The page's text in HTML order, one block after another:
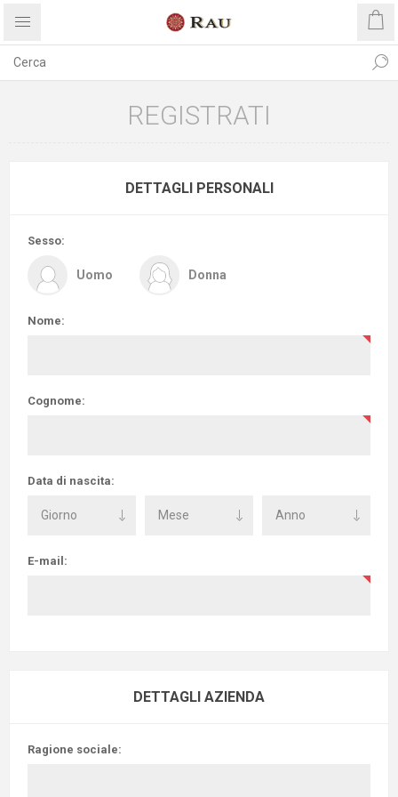
REGISTRATI
DETTAGLI PERSONALI
Sesso:
Uomo Donna
Nome:
Cognome:
Data di nascita:
E-mail:
DETTAGLI AZIENDA
Ragione sociale: